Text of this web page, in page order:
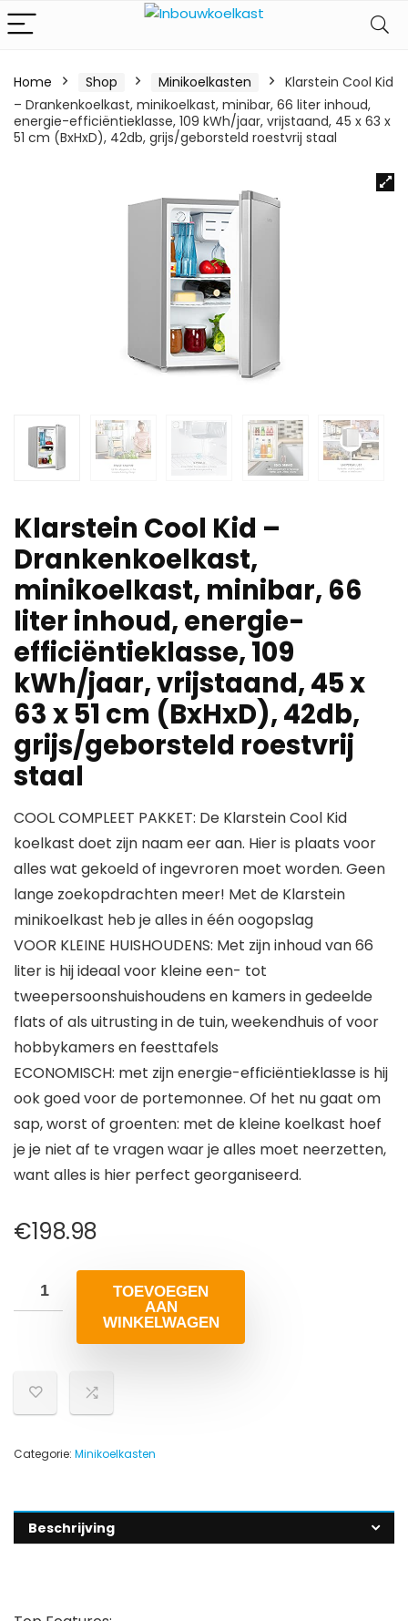
Home Shop Minikoelkasten
Klarstein Cool Kid
– Drankenkoelkast, minikoelkast, minibar, 66 liter inhoud,
energie-efficiëntieklasse, 109 kWh/jaar, vrijstaand, 45 x 63 x
51 cm (BxHxD), 42db, grijs/geborsteld roestvrij staal
Klarstein Cool Kid –
Drankenkoelkast,
minikoelkast, minibar, 66
liter inhoud, energie-
efficiëntieklasse, 109
kWh/jaar, vrijstaand, 45 x
63 x 51 cm (BxHxD), 42db,
grijs/geborsteld roestvrij
staal
COOL COMPLEET PAKKET: De Klarstein Cool Kid
koelkast doet zijn naam eer aan. Hier is plaats voor
alles wat gekoeld of ingevroren moet worden. Geen
lange zoekopdrachten meer! Met de Klarstein
minikoelkast heb je alles in één oogopslag
VOOR KLEINE HUISHOUDENS: Met zijn inhoud van 66
liter is hij ideaal voor kleine een- tot
tweepersoonshuishoudens en kamers in gedeelde
flats of als uitrusting in de tuin, weekendhuis of voor
hobbykamers en feesttafels
ECONOMISCH: met zijn energie-efficiëntieklasse is hij
ook goed voor de portemonnee. Of het nu gaat om
sap, worst of groenten: met de kleine koelkast hoef
je je niet af te vragen waar je alles moet neerzetten,
want alles is hier perfect georganiseerd.
€198.98
TOEVOEGEN
AAN
WINKELWAGEN
Categorie: Minikoelkasten
Beschrijving